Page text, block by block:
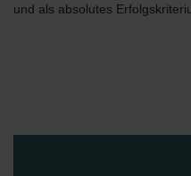
und als absolutes